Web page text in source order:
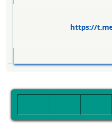
https://